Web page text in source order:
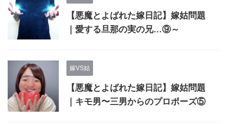
【悪魔とよばれた嫁日記】嫁姑問題
｜愛する旦那の実の兄…⑨～
嫁VS姑
【悪魔とよばれた嫁日記】嫁姑問題
｜キモ男〜三男からのプロポーズ⑤